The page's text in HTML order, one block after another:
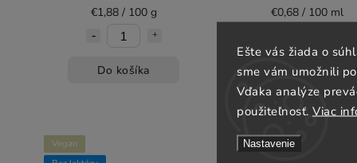
Ešte vás žiada o
sme vám umožnili
Vďaka analýze
použiteľnosť. Viac
Nastavenie
€1,88 / 100 g
Do košíka
€0,68 / 100 ml
Do košíka
Vegan
Vegan